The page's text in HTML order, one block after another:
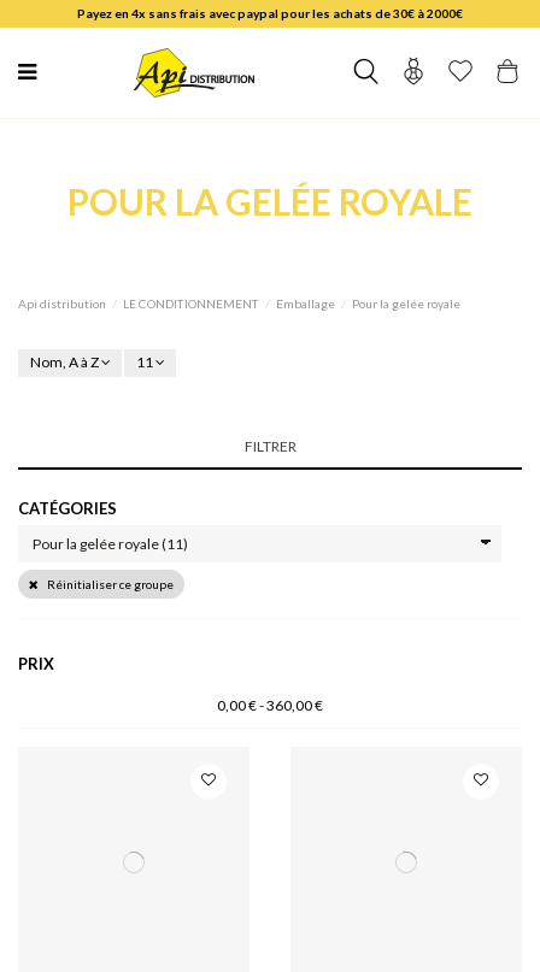
Payez en 4x sans frais avec paypal pour les achats de 30€ à 2000€
POUR LA GELÉE ROYALE
Api distribution LE CONDITIONNEMENT Emballage Pour la gelée royale
Nom, A à Z 11
FILTRER
CATÉGORIES
Réinitialiser ce groupe
PRIX
0,00 € - 360,00 €